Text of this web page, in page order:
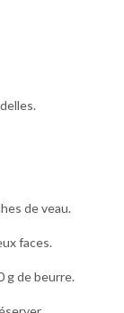
de veau.
faces.
g de beurre.